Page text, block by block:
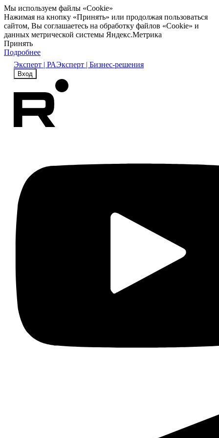
Мы используем файлы «Cookie»
Нажимая на кнопку «Принять» или продолжая пользоваться
сайтом, Вы соглашаетесь на обработку файлов «Cookie» и
данных метрической системы Яндекс.Метрика
Принять
Подробнее
Эксперт | РАЭксперт | Бизнес-решения
Вход